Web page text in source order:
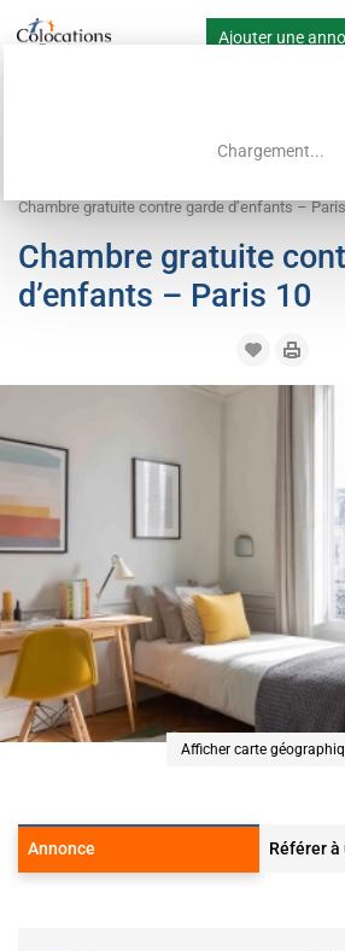
Chargement...
Ajouter une
Chambre gratuite contre garde d’enfants –
Chambre gratuite
d’enfants – Paris 10
Afficher carte
Annonce Référer à